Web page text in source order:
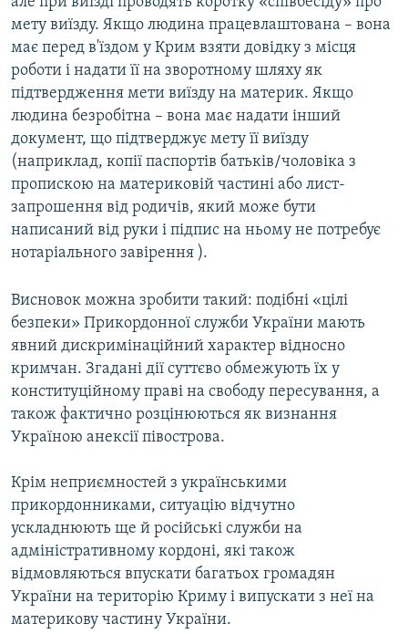
мету виїзду. Якщо людина працевлаштована – вона
має перед в'їздом у Крим взяти довідку з місця
роботи і надати її на зворотному шляху як
підтвердження мети виїзду на материк. Якщо
людина безробітна – вона має надати інший
документ, що підтверджує мету її виїзду
(наприклад, копії паспортів батьків/чоловіка з
пропискою на материковій частині або лист-
запрошення від родичів, який може бути
написаний від руки і підпис на ньому не потребує
нотаріального завірення ).
Висновок можна зробити такий: подібні «цілі
безпеки» Прикордонної служби України мають
явний дискримінаційний характер відносно
кримчан. Згадані дії суттєво обмежують їх у
конституційному праві на свободу пересування, а
також фактично розцінюються як визнання
Україною анексії півострова.
Крім неприємностей з українськими
прикордонниками, ситуацію відчутно
ускладнюють ще й російські служби на
адміністративному кордоні, які також
відмовляються впускати багатьох громадян
України на територію Криму і випускати з неї на
материкову частину України.